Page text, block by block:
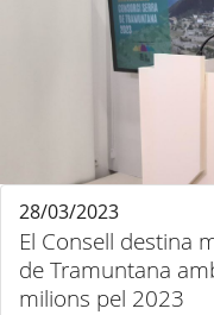
El Consell destina
de Tramuntana
milions pel 2023
28/03/2023